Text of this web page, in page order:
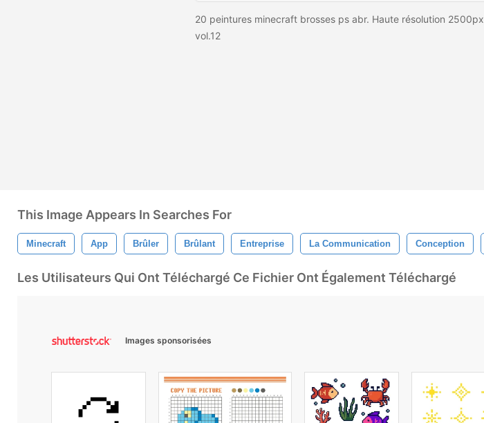
20 peintures minecraft brosses ps abr. Haute résolution 2500px
vol.12
This Image Appears In Searches For
Minecraft App Brûler Brûlant Entreprise La Communication Conception
Les Utilisateurs Qui Ont Téléchargé Ce Fichier Ont Également Téléchargé
Images sponsorisées